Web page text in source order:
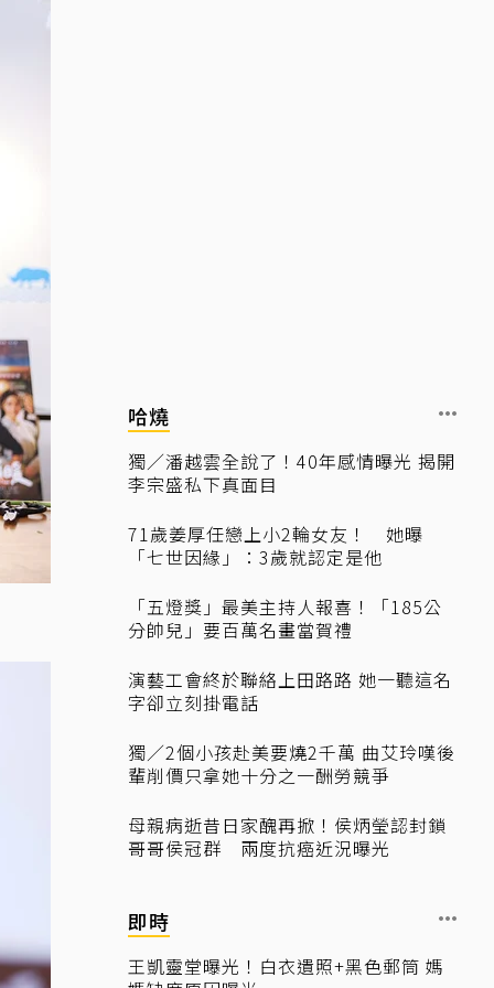
哈燒
獨／潘越雲全說了！40年感情曝光 揭開
李宗盛私下真面目
71歲姜厚任戀上小2輪女友！ 她曝
「七世因緣」：3歲就認定是他
「五燈獎」最美主持人報喜！「185公
分帥兒」要百萬名畫當賀禮
演藝工會終於聯絡上田路路 她一聽這名
字卻立刻掛電話
獨／2個小孩赴美要燒2千萬 曲艾玲嘆後
輩削價只拿她十分之一酬勞競爭
母親病逝昔日家醜再掀！侯炳瑩認封鎖
哥哥侯冠群 兩度抗癌近況曝光
即時
王凱靈堂曝光！白衣遺照+黑色郵筒 媽